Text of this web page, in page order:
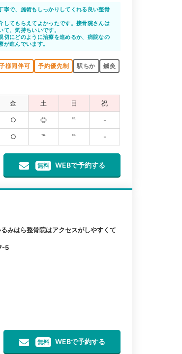
寧で、施術もしっかりしてくれる良い整骨
してもらえてよかったです。接骨院さんは
、気持ちいいです。
切にどのように治療を進めるか、病院なの
進んでいます。
様同伴可 予約優先制 駅ちか
鍼灸
金 土 日 祝
○ ◎ ℡ -
○ ℡ ℡ -
無料 WEBで予約する
みはら整骨院はアクセスがしやすくて
5
無料 WEBで予約する